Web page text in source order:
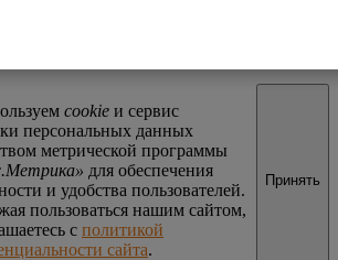
данных
cookie и сервис
персональных данных
метрической программы
для обеспечения
и удобства пользователей.
пользоваться нашим сайтом,
с политикой
сайта.
Принять